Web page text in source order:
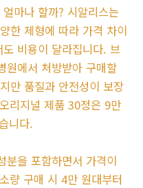
마나 할까? 시알리스는
한 제형에 따라 가격 차이
비용이 달라집니다. 브
원에서 처방받아 구매할
만 품질과 안전성이 보장
리지널 제품 30정은 9만
니다.
분을 포함하면서 가격이
량 구매 시 4만 원대부터